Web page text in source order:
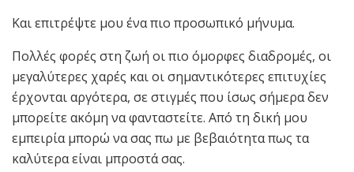
Και επιτρέψτε μου ένα πιο προσωπικό μήνυμα.
Πολλές φορές στη ζωή οι πιο όμορφες διαδρομές, οι
μεγαλύτερες χαρές και οι σημαντικότερες επιτυχίες
έρχονται αργότερα, σε στιγμές που ίσως σήμερα δεν
μπορείτε ακόμη να φανταστείτε. Από τη δική μου
εμπειρία μπορώ να σας πω με βεβαιότητα πως τα
καλύτερα είναι μπροστά σας.